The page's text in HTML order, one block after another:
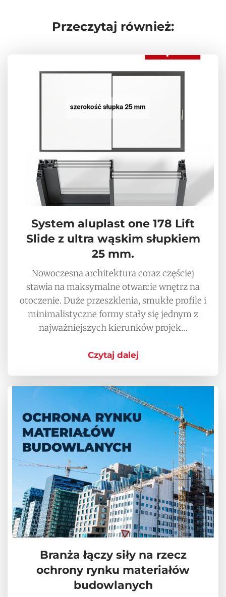
Przeczytaj również:
System aluplast one 178 Lift
Slide z ultra wąskim słupkiem
25 mm.
Nowoczesna architektura coraz częściej
stawia na maksymalne otwarcie wnętrz na
otoczenie. Duże przeszklenia, smukłe profile i
minimalistyczne formy stały się jednym z
najważniejszych kierunków projek…
Czytaj dalej
Branża łączy siły na rzecz
ochrony rynku materiałów
budowlanych